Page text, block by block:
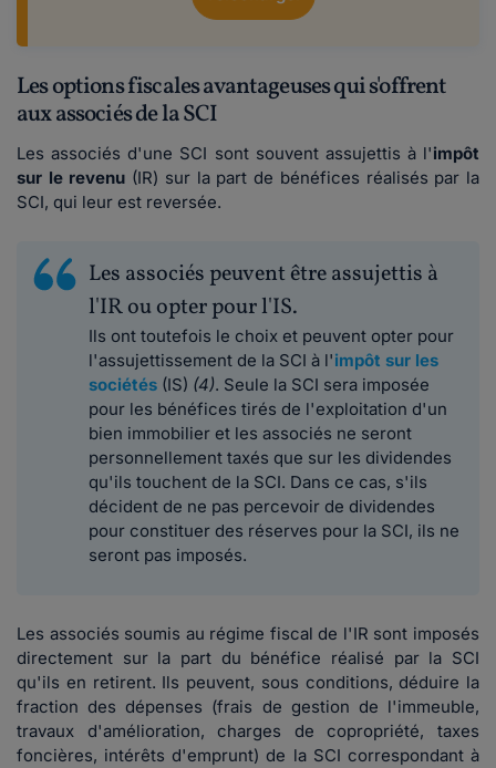
Les options fiscales avantageuses qui s'offrent
aux associés de la SCI
Les associés d'une SCI sont souvent assujettis à l'impôt
sur le revenu (IR) sur la part de bénéfices réalisés par la
SCI, qui leur est reversée.
Les associés peuvent être assujettis à
l'IR ou opter pour l'IS.
Ils ont toutefois le choix et peuvent opter pour
l'assujettissement de la SCI à l'impôt sur les
sociétés (IS) (4). Seule la SCI sera imposée
pour les bénéfices tirés de l'exploitation d'un
bien immobilier et les associés ne seront
personnellement taxés que sur les dividendes
qu'ils touchent de la SCI. Dans ce cas, s'ils
décident de ne pas percevoir de dividendes
pour constituer des réserves pour la SCI, ils ne
seront pas imposés.
Les associés soumis au régime fiscal de l'IR sont imposés
directement sur la part du bénéfice réalisé par la SCI
qu'ils en retirent. Ils peuvent, sous conditions, déduire la
fraction des dépenses (frais de gestion de l'immeuble,
travaux d'amélioration, charges de copropriété, taxes
foncières, intérêts d'emprunt) de la SCI correspondant à